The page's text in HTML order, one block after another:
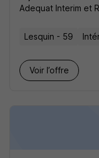
Adequat Interim et
Lesquin - 59
Voir l’offre